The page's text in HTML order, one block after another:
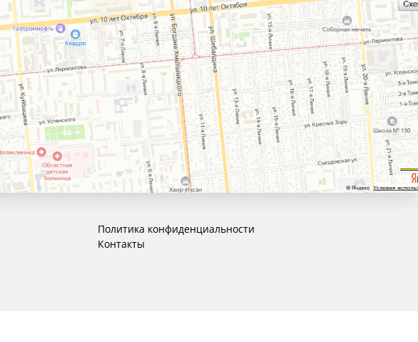
Политика конфиденциальности
Контакты